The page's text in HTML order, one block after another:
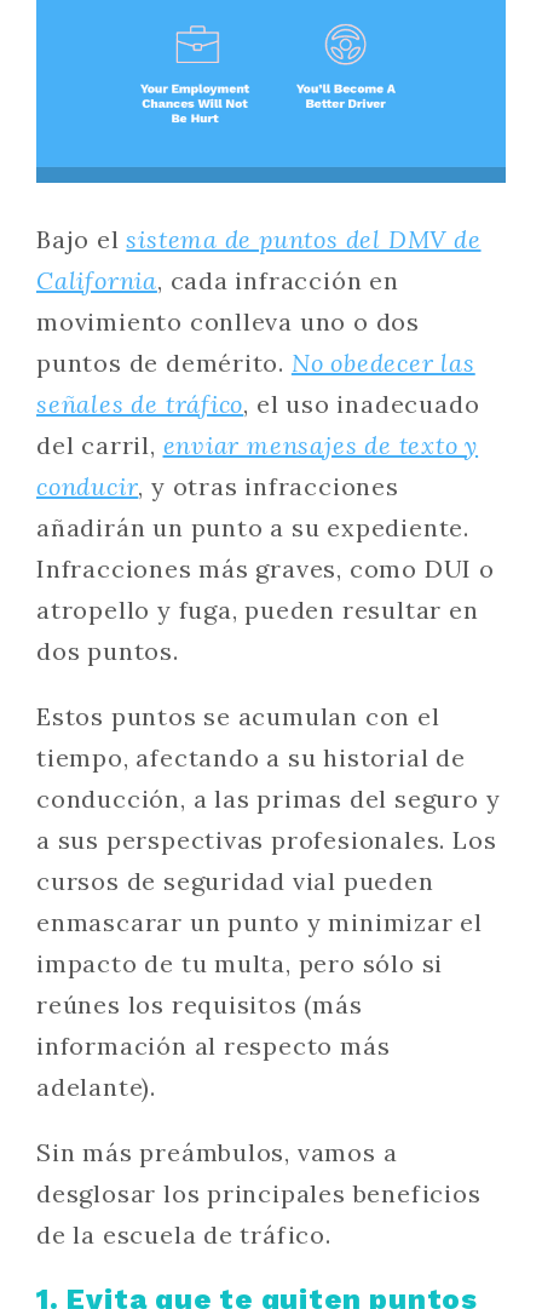
Bajo elsistema de puntos del DMV de
California, cada infracción en
movimiento conlleva uno o dos
puntos de demérito. No obedecer las
señales de tráfico, el uso inadecuado
del carril, enviar mensajes de texto y
conducir, y otras infracciones
añadirán un punto a su expediente.
Infracciones más graves, como DUI o
atropello y fuga, pueden resultar en
dos puntos.
Estos puntos se acumulan con el
tiempo, afectando a su historial de
conducción, a las primas del seguro y
a sus perspectivas profesionales. Los
cursos de seguridad vial pueden
enmascarar un punto y minimizar el
impacto de tu multa, pero sólo si
reúnes los requisitos (más
información al respecto más
adelante).
Sin más preámbulos, vamos a
desglosar los principales beneficios
de la escuela de tráfico.
1. Evita que te quiten puntos